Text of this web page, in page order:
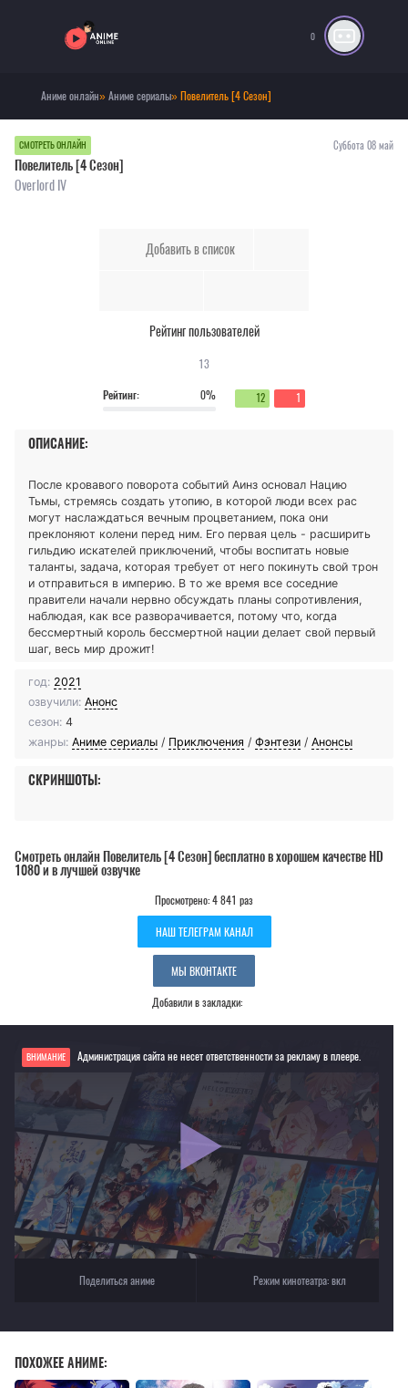
0
Аниме онлайн»Аниме сериалы» Повелитель [4 Сезон]
СМОТРЕТЬ ОНЛАЙН Суббота 08 май
Повелитель [4 Сезон]
Overlord IV
Добавить в список
Рейтинг пользователей
13
Рейтинг:
0% 12 1
ОПИСАНИЕ:
После кровавого поворота событий Аинз основал Нацию
Тьмы, стремясь создать утопию, в которой люди всех рас
могут наслаждаться вечным процветанием, пока они
преклоняют колени перед ним. Его первая цель - расширить
гильдию искателей приключений, чтобы воспитать новые
таланты, задача, которая требует от него покинуть свой трон
и отправиться в империю. В то же время все соседние
правители начали нервно обсуждать планы сопротивления,
наблюдая, как все разворачивается, потому что, когда
бессмертный король бессмертной нации делает свой первый
шаг, весь мир дрожит!
год: 2021
озвучили: Анонс
сезон: 4
жанры: Аниме сериалы / Приключения / Фэнтези / Анонсы
СКРИНШОТЫ:
Смотреть онлайн Повелитель [4 Сезон] бесплатно в хорошем качестве HD
1080 и в лучшей озвучке
Просмотрено: 4 841 раз
НАШ ТЕЛЕГРАМ КАНАЛ
МЫ ВКОНТАКТЕ
Добавили в закладки:
ВНИМАНИЕ Администрация сайта не несет ответственности за рекламу в плеере.
Если видео не работает, обновите страницу или выберите другой плеер!
Для просмотра некоторых аниме необходимо установить VPN
Текущее воспроизведение：Повелитель [4 Сезон]
Поделиться аниме Режим кинотеатра:вкл
ПОХОЖЕЕ АНИМЕ: